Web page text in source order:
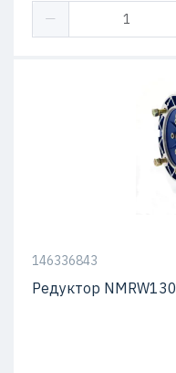
146336843
Редуктор NMRW130